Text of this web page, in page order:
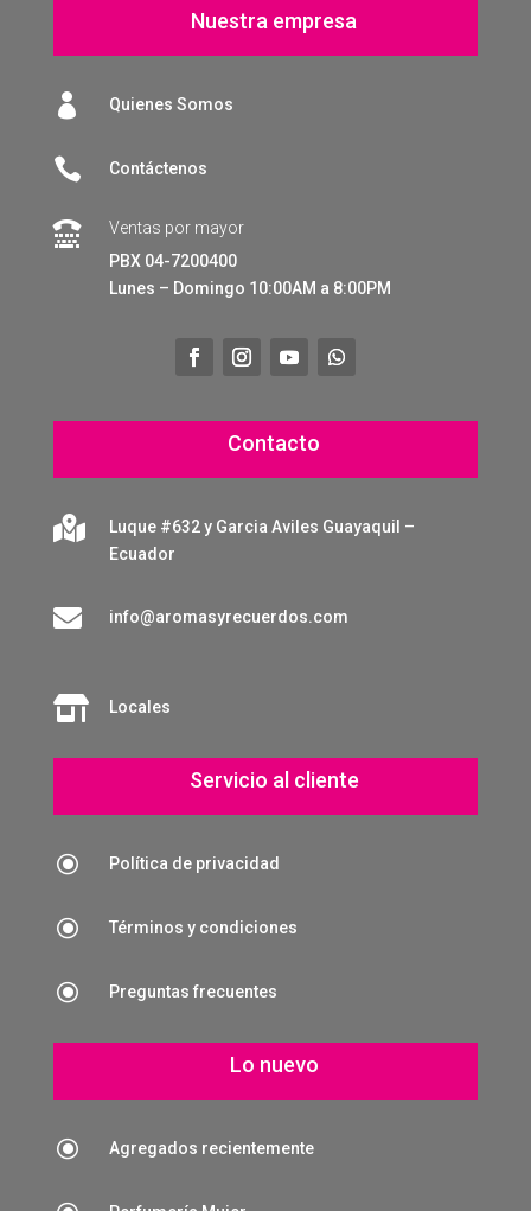
Nuestra empresa
 Quienes Somos
 Contáctenos

Ventas por mayor
PBX 04-7200400
Lunes – Domingo 10:00AM a 8:00PM
Contacto

Luque #632 y Garcia Aviles Guayaquil –
Ecuador
 info@aromasyrecuerdos.com
 Locales
Servicio al cliente
\ Política de privacidad
\ Términos y condiciones
\ Preguntas frecuentes
Lo nuevo
\ Agregados recientemente